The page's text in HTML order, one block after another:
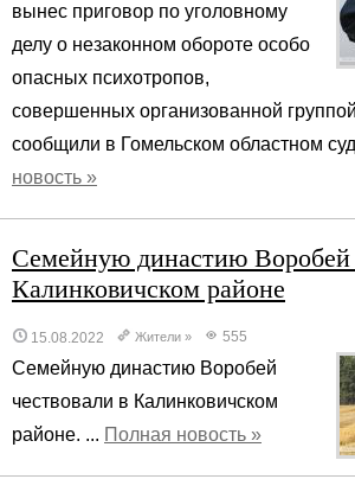
вынес приговор по уголовному
делу о незаконном обороте особо
опасных психотропов,
совершенных организованной
сообщили в Гомельском областном
новость »
Семейную династию Воробей
Калинковичском районе
15.08.2022 Жители » 555
Семейную династию Воробей
чествовали в Калинковичском
районе. ... Полная новость »